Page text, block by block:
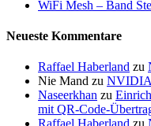
WiFi Mesh – Band
Neueste Kommentare
Raffael Haberland zu
Nie Mand zu NVIDIA
Naseerkhan zu
mit QR-Code-